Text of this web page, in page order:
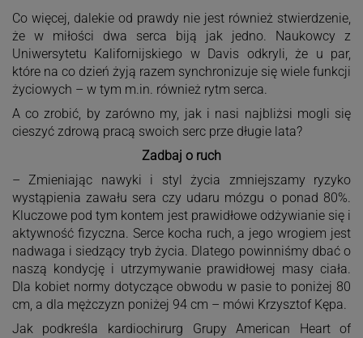
Co więcej, dalekie od prawdy nie jest również stwierdzenie,
że w miłości dwa serca biją jak jedno. Naukowcy z
Uniwersytetu Kalifornijskiego w Davis odkryli, że u par,
które na co dzień żyją razem synchronizuje się wiele funkcji
życiowych – w tym m.in. również rytm serca.
A co zrobić, by zarówno my, jak i nasi najbliżsi mogli się
cieszyć zdrową pracą swoich serc prze długie lata?
Zadbaj o ruch
– Zmieniając nawyki i styl życia zmniejszamy ryzyko
wystąpienia zawału sera czy udaru mózgu o ponad 80%.
Kluczowe pod tym kontem jest prawidłowe odżywianie się i
aktywność fizyczna. Serce kocha ruch, a jego wrogiem jest
nadwaga i siedzący tryb życia. Dlatego powinniśmy dbać o
naszą kondycję i utrzymywanie prawidłowej masy ciała.
Dla kobiet normy dotyczące obwodu w pasie to poniżej 80
cm, a dla mężczyzn poniżej 94 cm – mówi Krzysztof Kępa.
Jak podkreśla kardiochirurg Grupy American Heart of